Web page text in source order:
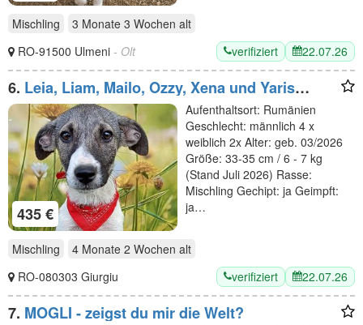
Mischling 3 Monate 3 Wochen alt
RO-91500 Ulmeni - Olt verifiziert 22.07.26
6. Leia, Liam, Mailo, Ozzy, Xena und Yaris
verspielt und lieb
435 €
Aufenthaltsort: Rumänien
Geschlecht: männlich 4 x
weiblich 2x Alter: geb. 03/2026
Größe: 33-35 cm / 6 - 7 kg
(Stand Juli 2026) Rasse:
Mischling Gechipt: ja Geimpft:
ja…
Mischling 4 Monate 2 Wochen alt
RO-080303 Giurgiu
verifiziert 22.07.26
7. MOGLI - zeigst du mir die Welt?